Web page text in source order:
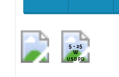
5 - 25
W
USB PD